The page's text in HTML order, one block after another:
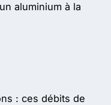
aluminium à la
: ces débits de